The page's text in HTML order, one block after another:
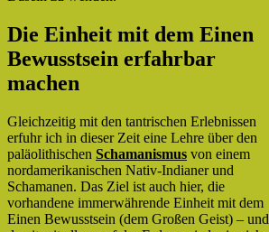
Die Einheit mit dem Einen
Bewusstsein erfahrbar
machen
Gleichzeitig mit den tantrischen Erlebnissen
erfuhr ich in dieser Zeit eine Lehre über den
paläolithischen Schamanismus von einem
nordamerikanischen Nativ-Indianer und
Schamanen. Das Ziel ist auch hier, die
vorhandene immerwährende Einheit mit dem
Einen Bewusstsein (dem Großen Geist) – und